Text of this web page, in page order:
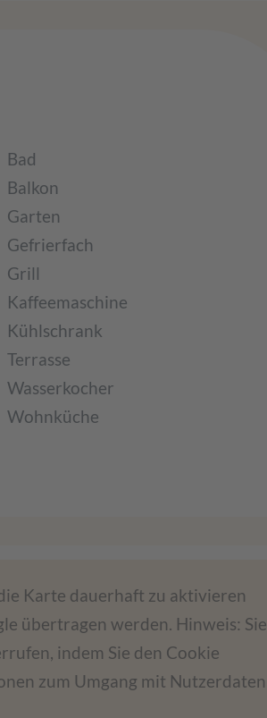
Bad
Balkon
Garten
Gefrierfach
Grill
Kaffeemaschine
Kühlschrank
Terrasse
Wasserkocher
Wohnküche
Maps-Service zu laden!
Karteninhalte einzubetten. Dieser
lesen Sie die Details durch und
diese Karte anzuzeigen.
Karte dauerhaft zu aktivieren
übertragen werden. Hinweis: Sie
indem Sie den Cookie
zum Umgang mit Nutzerdaten